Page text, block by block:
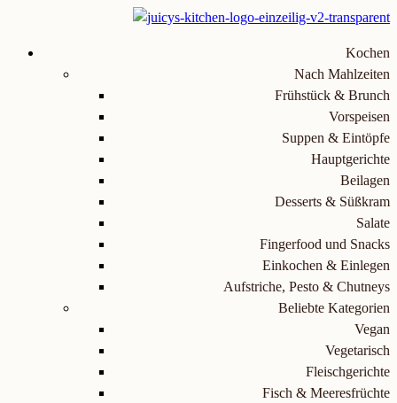
Kochen
Nach Mahlzeiten
Frühstück & Brunch
Vorspeisen
Suppen & Eintöpfe
Hauptgerichte
Beilagen
Desserts & Süßkram
Salate
Fingerfood und Snacks
Einkochen & Einlegen
Aufstriche, Pesto & Chutneys
Beliebte Kategorien
Vegan
Vegetarisch
Fleischgerichte
Fisch & Meeresfrüchte